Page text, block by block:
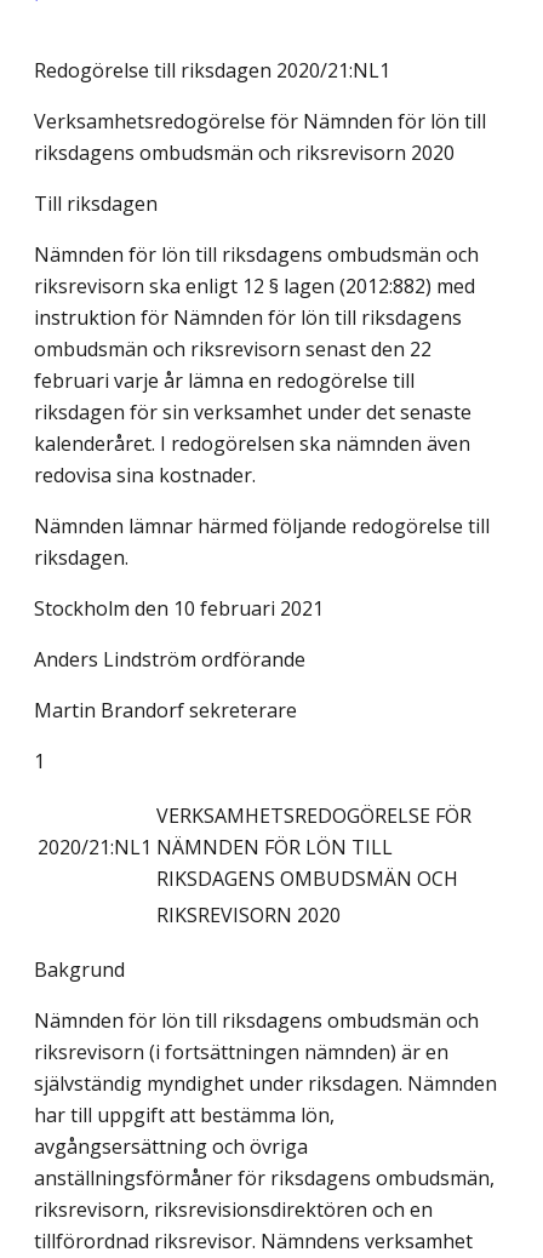
Redogörelse till riksdagen 2020/21:NL1
Verksamhetsredogörelse för Nämnden för lön till
riksdagens ombudsmän och riksrevisorn 2020
Till riksdagen
Nämnden för lön till riksdagens ombudsmän och
riksrevisorn ska enligt 12 § lagen (2012:882) med
instruktion för Nämnden för lön till riksdagens
ombudsmän och riksrevisorn senast den 22
februari varje år lämna en redogörelse till
riksdagen för sin verksamhet under det senaste
kalenderåret. I redogörelsen ska nämnden även
redovisa sina kostnader.
Nämnden lämnar härmed följande redogörelse till
riksdagen.
Stockholm den 10 februari 2021
Anders Lindström ordförande
Martin Brandorf sekreterare
1
2020/21:NL1
VERKSAMHETSREDOGÖRELSE FÖR
NÄMNDEN FÖR LÖN TILL
RIKSDAGENS OMBUDSMÄN OCH
RIKSREVISORN 2020
Bakgrund
Nämnden för lön till riksdagens ombudsmän och
riksrevisorn (i fortsättningen nämnden) är en
självständig myndighet under riksdagen. Nämnden
har till uppgift att bestämma lön,
avgångsersättning och övriga
anställningsförmåner för riksdagens ombudsmän,
riksrevisorn, riksrevisionsdirektören och en
tillförordnad riksrevisor. Nämndens verksamhet